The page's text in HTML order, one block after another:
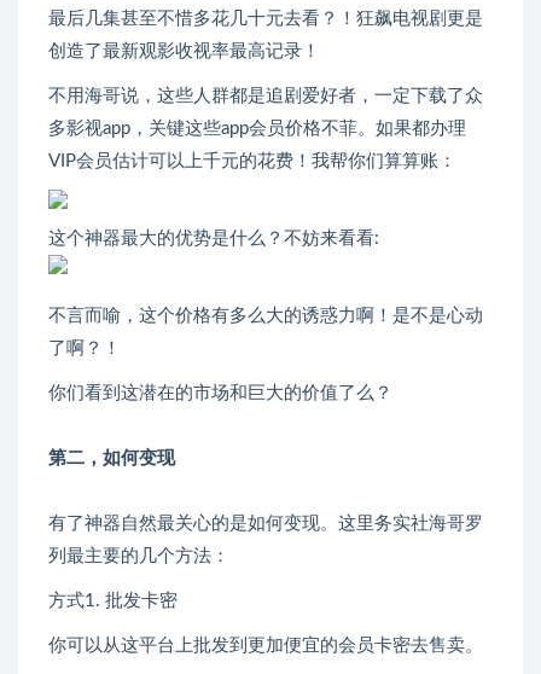
最后几集甚至不惜多花几十元去看？！狂飙电视剧更是
创造了最新观影收视率最高记录！
不用海哥说，这些人群都是追剧爱好者，一定下载了众
多影视app，关键这些app会员价格不菲。如果都办理
VIP会员估计可以上千元的花费！我帮你们算算账：
这个神器最大的优势是什么？不妨来看看:
不言而喻，这个价格有多么大的诱惑力啊！是不是心动
了啊？！
你们看到这潜在的市场和巨大的价值了么？
第二，如何变现
有了神器自然最关心的是如何变现。这里务实社海哥罗
列最主要的几个方法：
方式1. 批发卡密
你可以从这平台上批发到更加便宜的会员卡密去售卖。